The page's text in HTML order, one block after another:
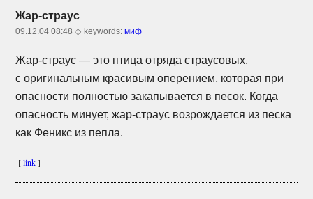
Жар-страус
09.12.04 08:48 ◇ keywords:миф
Жар-страус — это птица отряда страусовых,
с оригинальным красивым оперением, которая при
опасности полностью закапывается в песок. Когда
опасность минует,жар-страус возрождается из песка
как Феникс из пепла.
[link]